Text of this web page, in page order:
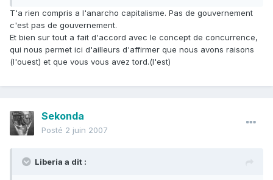
T'a rien compris a l'anarcho capitalisme. Pas de gouvernement
c'est pas de gouvernement.
Et bien sur tout a fait d'accord avec le concept de concurrence,
qui nous permet ici d'ailleurs d'affirmer que nous avons raisons
(l'ouest) et que vous vous avez tord.(l'est)
Sekonda
Posté 2 juin 2007
Liberia a dit :